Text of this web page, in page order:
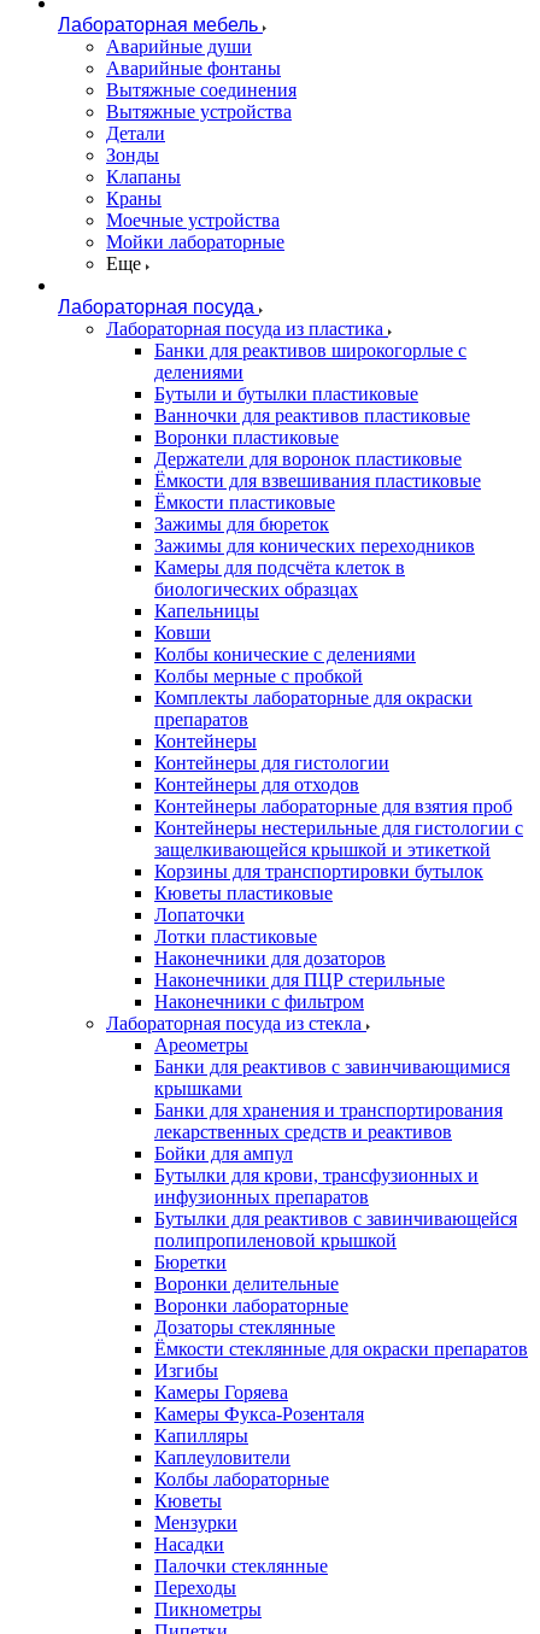
Лабораторная мебель
Аварийные души
Аварийные фонтаны
Вытяжные соединения
Вытяжные устройства
Детали
Зонды
Клапаны
Краны
Моечные устройства
Мойки лабораторные
Еще
Лабораторная посуда
Лабораторная посуда из пластика
Банки для реактивов широкогорлые с
делениями
Бутыли и бутылки пластиковые
Ванночки для реактивов пластиковые
Воронки пластиковые
Держатели для воронок пластиковые
Ёмкости для взвешивания пластиковые
Ёмкости пластиковые
Зажимы для бюреток
Зажимы для конических переходников
Камеры для подсчёта клеток в
биологических образцах
Капельницы
Ковши
Колбы конические с делениями
Колбы мерные с пробкой
Комплекты лабораторные для окраски
препаратов
Контейнеры
Контейнеры для гистологии
Контейнеры для отходов
Контейнеры лабораторные для взятия проб
Контейнеры нестерильные для гистологии с
защелкивающейся крышкой и этикеткой
Корзины для транспортировки бутылок
Кюветы пластиковые
Лопаточки
Лотки пластиковые
Наконечники для дозаторов
Наконечники для ПЦР стерильные
Наконечники с фильтром
Лабораторная посуда из стекла
Ареометры
Банки для реактивов с завинчивающимися
крышками
Банки для хранения и транспортирования
лекарственных средств и реактивов
Бойки для ампул
Бутылки для крови, трансфузионных и
инфузионных препаратов
Бутылки для реактивов с завинчивающейся
полипропиленовой крышкой
Бюретки
Воронки делительные
Воронки лабораторные
Дозаторы стеклянные
Ёмкости стеклянные для окраски препаратов
Изгибы
Камеры Горяева
Камеры Фукса-Розенталя
Капилляры
Каплеуловители
Колбы лабораторные
Кюветы
Мензурки
Насадки
Палочки стеклянные
Переходы
Пикнометры